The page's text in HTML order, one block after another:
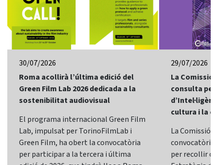
30/07/2026
Roma acollirà l’última edició del
Green Film Lab 2026 dedicada a la
sostenibilitat audiovisual
El programa internacional Green Film
Lab, impulsat per TorinoFilmLab i
Green Film, ha obert la convocatòria
per participar a la tercera i última
29/07/2026
La Comissió
consulta
cultura i la
La Comissió
convocatòria
per recollir